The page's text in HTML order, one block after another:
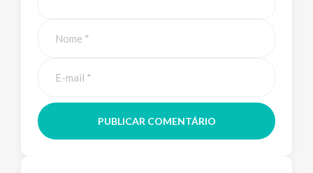
PUBLICAR COMENTÁRIO